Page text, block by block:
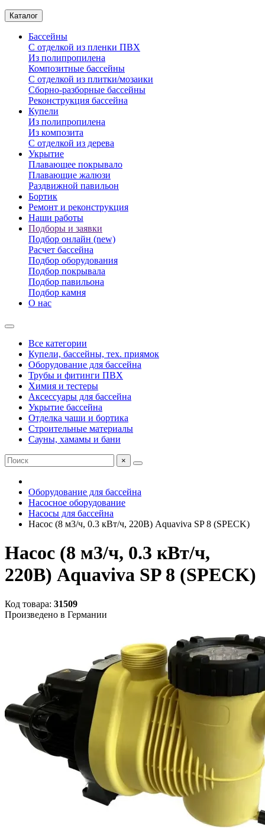
Каталог
Бассейны
С отделкой из пленки ПВХ
Из полипропилена
Композитные бассейны
С отделкой из плитки/мозаики
Сборно-разборные бассейны
Реконструкция бассейна
Купели
Из полипропилена
Из композита
С отделкой из дерева
Укрытие
Плавающее покрывало
Плавающие жалюзи
Раздвижной павильон
Бортик
Ремонт и реконструкция
Наши работы
Подборы и заявки
Подбор онлайн (new)
Расчет бассейна
Подбор оборудования
Подбор покрывала
Подбор павильона
Подбор камня
О нас
Все категории
Купели, бассейны, тех. приямок
Оборудование для бассейна
Трубы и фитинги ПВХ
Химия и тестеры
Аксессуары для бассейна
Укрытие бассейна
Отделка чаши и бортика
Строительные материалы
Сауны, хамамы и бани
×
Оборудование для бассейна
Насосное оборудование
Насосы для бассейна
Насос (8 м3/ч, 0.3 кВт/ч, 220В) Aquaviva SP 8 (SPECK)
Насос (8 м3/ч, 0.3 кВт/ч,
220В) Aquaviva SP 8 (SPECK)
Код товара: 31509
Произведено в Германии